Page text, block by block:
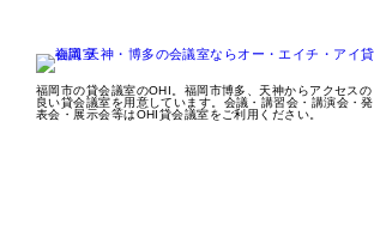
福岡市の貸会議室のOHI。福岡市博多、天神からアクセスの
良い貸会議室を用意しています。会議・講習会・講演会・発
表会・展示会等はOHI貸会議室をご利用ください。